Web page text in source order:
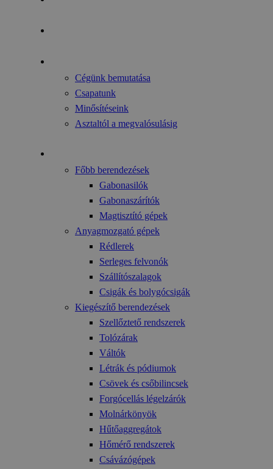
Cégünk bemutatása
Csapatunk
Minősítéseink
Asztaltól a megvalósulásig
Főbb berendezések
Gabonasilók
Gabonaszárítók
Magtisztító gépek
Anyagmozgató gépek
Rédlerek
Serleges felvonók
Szállítószalagok
Csigák és bolygócsigák
Kiegészítő berendezések
Szellőztető rendszerek
Tolózárak
Váltók
Létrák és pódiumok
Csövek és csőbilincsek
Forgócellás légelzárók
Molnárkönyök
Hűtőaggregátok
Hőmérő rendszerek
Csávázógépek